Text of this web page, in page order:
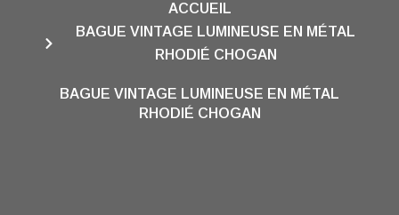
ACCUEIL
BAGUE VINTAGE LUMINEUSE EN MÉTAL
RHODIÉ CHOGAN
BAGUE VINTAGE LUMINEUSE EN MÉTAL
RHODIÉ CHOGAN